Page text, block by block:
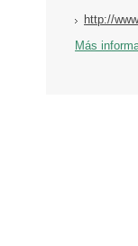
http://
Más